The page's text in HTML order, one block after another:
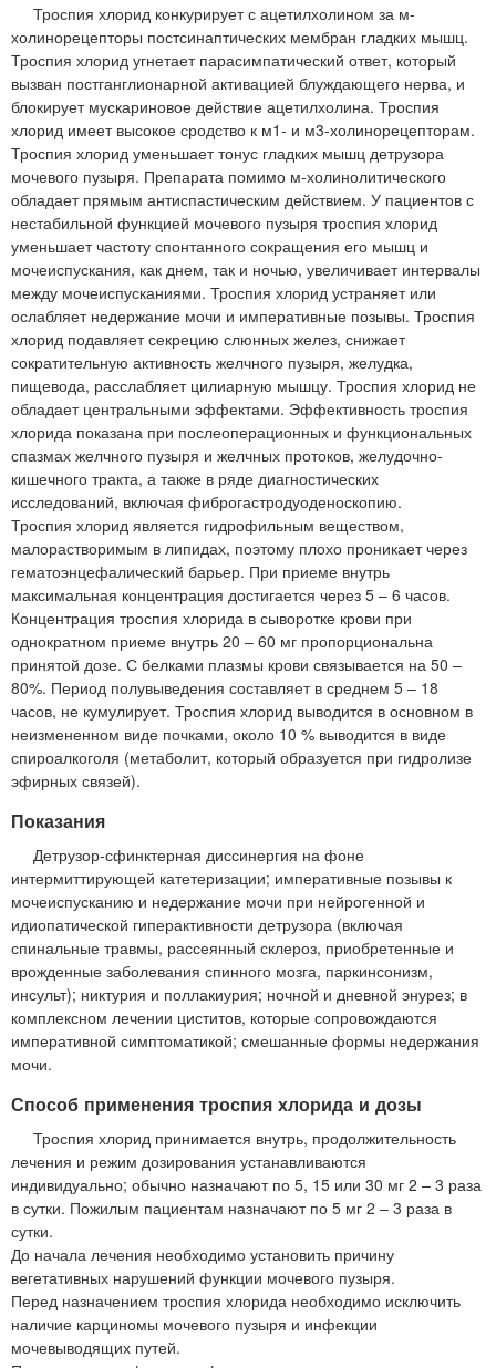
Троспия хлорид конкурирует с ацетилхолином за м-
холинорецепторы постсинаптических мембран гладких мышц.
Троспия хлорид угнетает парасимпатический ответ, который
вызван постганглионарной активацией блуждающего нерва, и
блокирует мускариновое действие ацетилхолина. Троспия
хлорид имеет высокое сродство к м1- и м3-холинорецепторам.
Троспия хлорид уменьшает тонус гладких мышц детрузора
мочевого пузыря. Препарата помимо м-холинолитического
обладает прямым антиспастическим действием. У пациентов с
нестабильной функцией мочевого пузыря троспия хлорид
уменьшает частоту спонтанного сокращения его мышц и
мочеиспускания, как днем, так и ночью, увеличивает интервалы
между мочеиспусканиями. Троспия хлорид устраняет или
ослабляет недержание мочи и императивные позывы. Троспия
хлорид подавляет секрецию слюнных желез, снижает
сократительную активность желчного пузыря, желудка,
пищевода, расслабляет цилиарную мышцу. Троспия хлорид не
обладает центральными эффектами. Эффективность троспия
хлорида показана при послеоперационных и функциональных
спазмах желчного пузыря и желчных протоков, желудочно-
кишечного тракта, а также в ряде диагностических
исследований, включая фиброгастродуоденоскопию.
Троспия хлорид является гидрофильным веществом,
малорастворимым в липидах, поэтому плохо проникает через
гематоэнцефалический барьер. При приеме внутрь
максимальная концентрация достигается через 5 – 6 часов.
Концентрация троспия хлорида в сыворотке крови при
однократном приеме внутрь 20 – 60 мг пропорциональна
принятой дозе. С белками плазмы крови связывается на 50 –
80%. Период полувыведения составляет в среднем 5 – 18
часов, не кумулирует. Троспия хлорид выводится в основном в
неизмененном виде почками, около 10 % выводится в виде
спироалкоголя (метаболит, который образуется при гидролизе
эфирных связей).
Показания
Детрузор-сфинктерная диссинергия на фоне
интермиттирующей катетеризации; императивные позывы к
мочеиспусканию и недержание мочи при нейрогенной и
идиопатической гиперактивности детрузора (включая
спинальные травмы, рассеянный склероз, приобретенные и
врожденные заболевания спинного мозга, паркинсонизм,
инсульт); никтурия и поллакиурия; ночной и дневной энурез; в
комплексном лечении циститов, которые сопровождаются
императивной симптоматикой; смешанные формы недержания
мочи.
Способ применения троспия хлорида и дозы
Троспия хлорид принимается внутрь, продолжительность
лечения и режим дозирования устанавливаются
индивидуально; обычно назначают по 5, 15 или 30 мг 2 – 3 раза
в сутки. Пожилым пациентам назначают по 5 мг 2 – 3 раза в
сутки.
До начала лечения необходимо установить причину
вегетативных нарушений функции мочевого пузыря.
Перед назначением троспия хлорида необходимо исключить
наличие карциномы мочевого пузыря и инфекции
мочевыводящих путей.